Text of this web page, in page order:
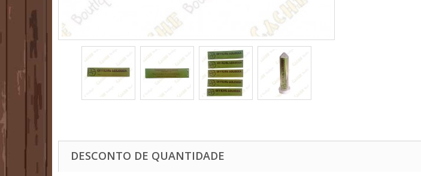
DESCONTO DE QUANTIDADE